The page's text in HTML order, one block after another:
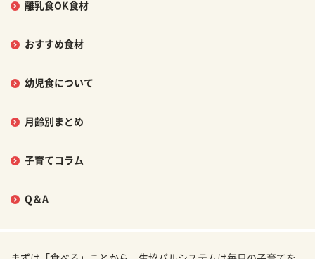
離乳食OK食材
おすすめ食材
幼児食について
月齢別まとめ
子育てコラム
Q＆A